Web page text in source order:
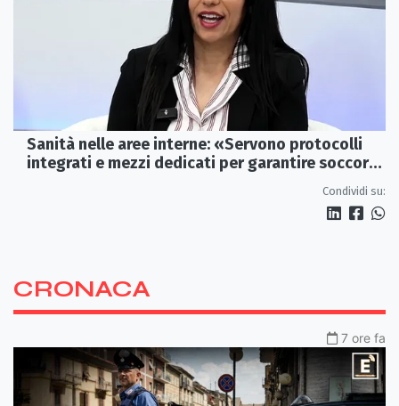
Sanità nelle aree interne: «Servono protocolli
integrati e mezzi dedicati per garantire soccorsi
Condividi su:
CRONACA
7 ore fa